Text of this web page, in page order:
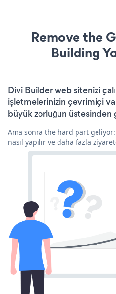
Remove the
Building
Divi Builder web sitenizi
işletmelerinizin çevrimiçi
büyük zorluğun üstesinden
Ama sonra the hard part
nasıl yapılır ve daha fazla